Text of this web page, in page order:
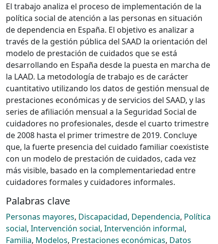
El trabajo analiza el proceso de implementación de la
política social de atención a las personas en situación
de dependencia en España. El objetivo es analizar a
través de la gestión pública del SAAD la orientación del
modelo de prestación de cuidados que se está
desarrollando en España desde la puesta en marcha de
la LAAD. La metodología de trabajo es de carácter
cuantitativo utilizando los datos de gestión mensual de
prestaciones económicas y de servicios del SAAD, y las
series de afiliación mensual a la Seguridad Social de
cuidadores no profesionales, desde el cuarto trimestre
de 2008 hasta el primer trimestre de 2019. Concluye
que, la fuerte presencia del cuidado familiar coexististe
con un modelo de prestación de cuidados, cada vez
más visible, basado en la complementariedad entre
cuidadores formales y cuidadores informales.
Palabras clave
Personas mayores, Discapacidad, Dependencia, Política
social, Intervención social, Intervención informal,
Familia, Modelos, Prestaciones económicas, Datos